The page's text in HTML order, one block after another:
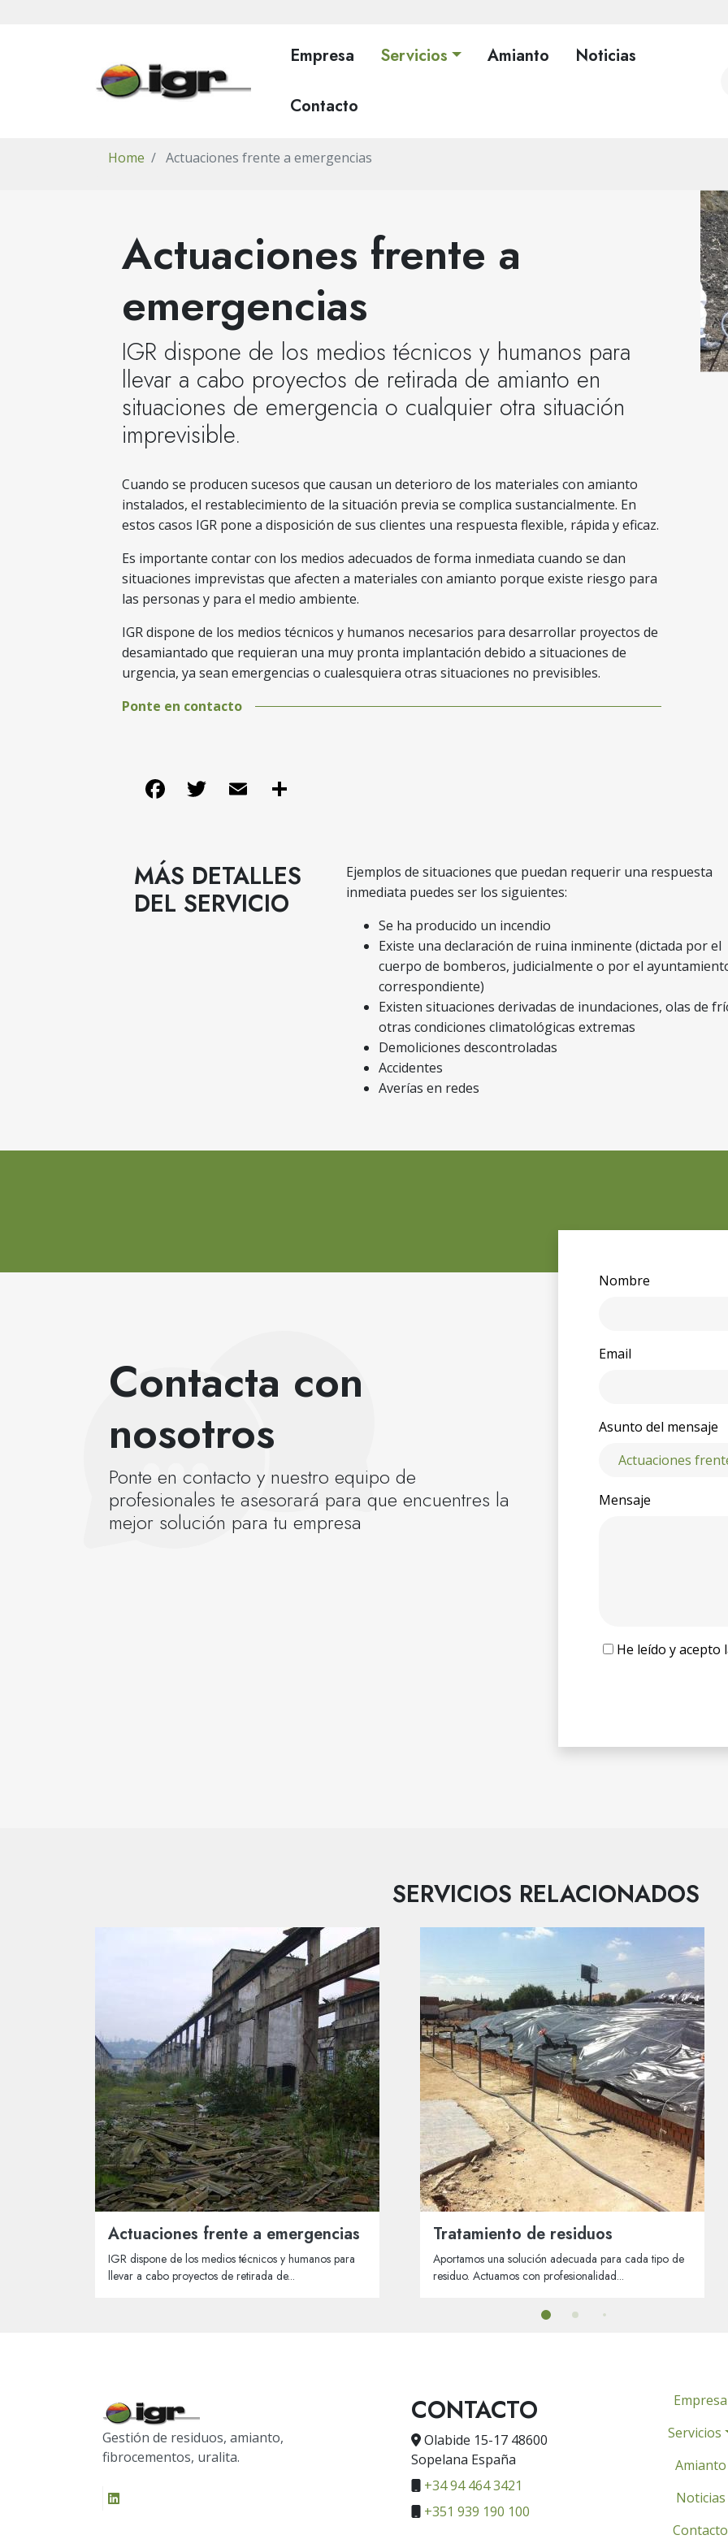
Empresa Servicios Amianto Noticias
Contacto
Home Actuaciones frente a emergencias
Actuaciones frente a
emergencias
IGR dispone de los medios técnicos y humanos para
llevar a cabo proyectos de retirada de amianto en
situaciones de emergencia o cualquier otra situación
imprevisible.
Cuando se producen sucesos que causan un deterioro de los materiales con amianto
instalados, el restablecimiento de la situación previa se complica sustancialmente. En
estos casos IGR pone a disposición de sus clientes una respuesta flexible, rápida y eficaz.
Es importante contar con los medios adecuados de forma inmediata cuando se dan
situaciones imprevistas que afecten a materiales con amianto porque existe riesgo para
las personas y para el medio ambiente.
IGR dispone de los medios técnicos y humanos necesarios para desarrollar proyectos de
desamiantado que requieran una muy pronta implantación debido a situaciones de
urgencia, ya sean emergencias o cualesquiera otras situaciones no previsibles.
Ponte en contacto
Facebook
TwitterEmailShare
MÁS DETALLES
DEL SERVICIO
Ejemplos de situaciones que puedan requerir una respuesta
inmediata puedes ser los siguientes:
Se ha producido un incendio
Existe una declaración de ruina inminente (dictada por el
cuerpo de bomberos, judicialmente o por el
correspondiente)
Existen situaciones derivadas de inundaciones, olas de
otras condiciones climatológicas extremas
Demoliciones descontroladas
Accidentes
Averías en redes
Contacta con
nosotros
Ponte en contacto y nuestro equipo de
profesionales te asesorará para que encuentres la
mejor solución para tu empresa
Nombre
Email
Asunto del mensaje
Mensaje
He leído y acepto
SERVICIOS RELACIONADOS
Actuaciones frente a emergencias
IGR dispone de los medios técnicos y humanos para
llevar a cabo proyectos de retirada de...
Tratamiento de residuos
Aportamos una solución adecuada para cada tipo de
residuo. Actuamos con profesionalidad...
Gestión de residuos, amianto,
fibrocementos, uralita.
CONTACTO
Olabide 15-17 48600
Sopelana España
+34 94 464 3421
+351 939 190 100
Empresa
Servicios
Amianto
Noticias
Contacto